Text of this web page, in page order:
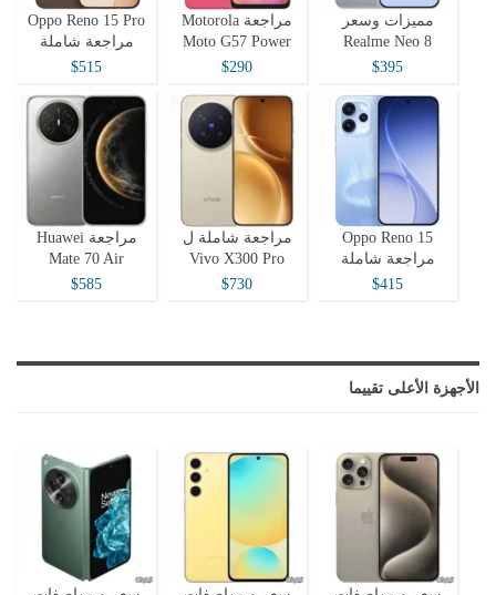
مميزات وسعر
Realme Neo 8
$395
مراجعة Motorola
Moto G57 Power
$290
Oppo Reno 15 Pro
مراجعة شاملة
$515
Oppo Reno 15
مراجعة شاملة
$415
مراجعة شاملة ل
Vivo X300 Pro
$730
مراجعة Huawei
Mate 70 Air
$585
الأجهزة الأعلى تقييما